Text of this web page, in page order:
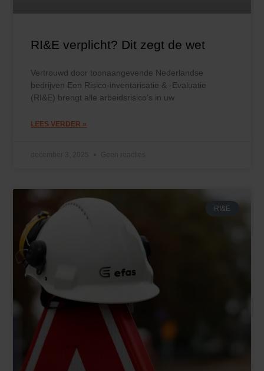
RI&E verplicht? Dit zegt de wet
Vertrouwd door toonaangevende Nederlandse
bedrijven Een Risico-inventarisatie & -Evaluatie
(RI&E) brengt alle arbeidsrisico’s in uw
LEES VERDER »
RI&E